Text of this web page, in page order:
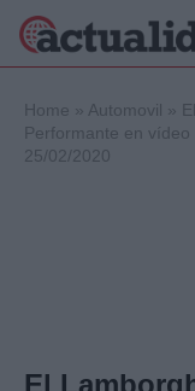
Internacional
Home » Automovil »
Performante en vídeo
25/02/2020
El